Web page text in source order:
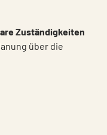
Zuständigkeiten
über die